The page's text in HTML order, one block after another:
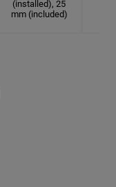
(installed), 25
mm (included)